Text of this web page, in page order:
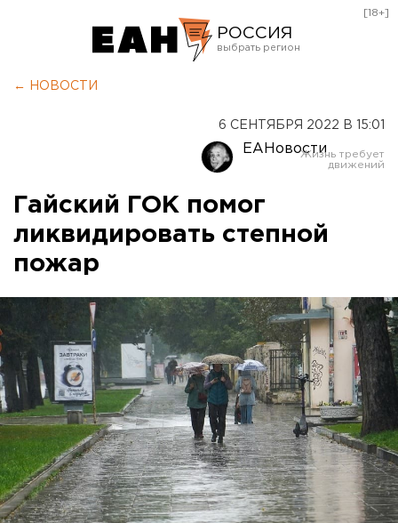
РОССИЯ
Оренбург
[18+]
← НОВОСТИ
6 СЕНТЯБРЯ 2022 В 15:01
ЕАНовости
Гайский ГОК помог
ликвидировать степной
пожар